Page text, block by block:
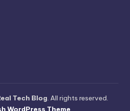
Tech Blog. All rights reserved.
WordPress Theme